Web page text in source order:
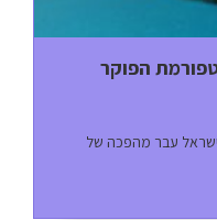
הפוקר
עבר מהפכה של